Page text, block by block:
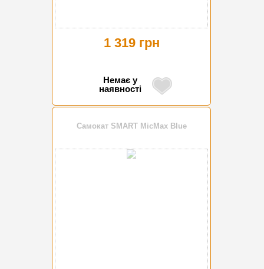
1 319 грн
Немає у
наявності
Самокат SMART MicMax Blue